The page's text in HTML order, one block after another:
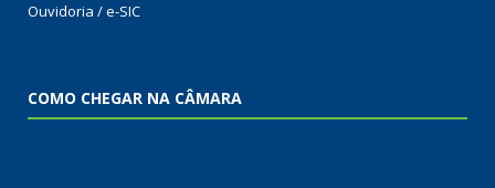
Ouvidoria /e-SIC
COMO CHEGAR NA CÂMARA